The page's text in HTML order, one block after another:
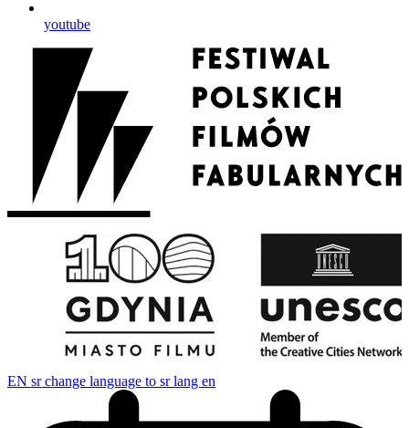
youtube
EN sr change language to sr lang en